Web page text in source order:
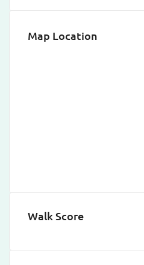
Map Location
Walk Score